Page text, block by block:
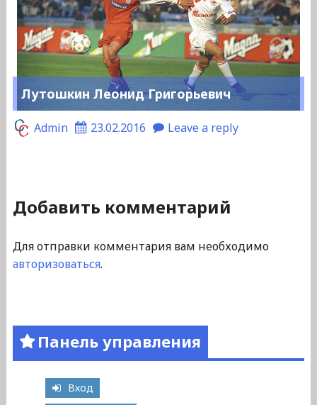
Лутошкин Леонид Григорьевич
Admin 23.02.2016 Leave a reply
Добавить комментарий
Для отправки комментария вам необходимо
авторизоваться.
Панель управления
Вход